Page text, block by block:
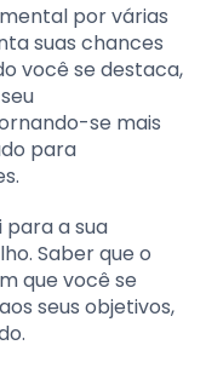
por várias
suas chances
você se destaca,
se mais
para
a sua
Saber que o
que você se
seus objetivos,